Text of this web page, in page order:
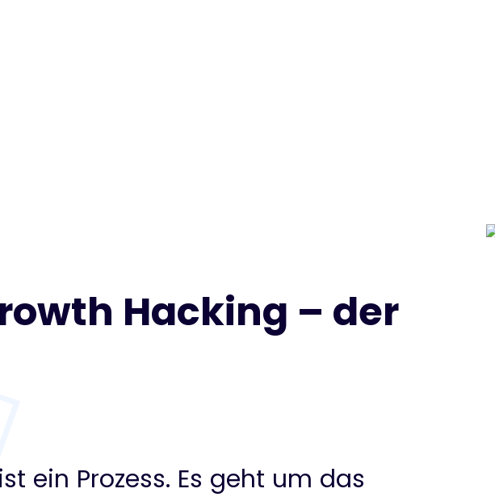
Hacking – der
ein Prozess. Es geht um das